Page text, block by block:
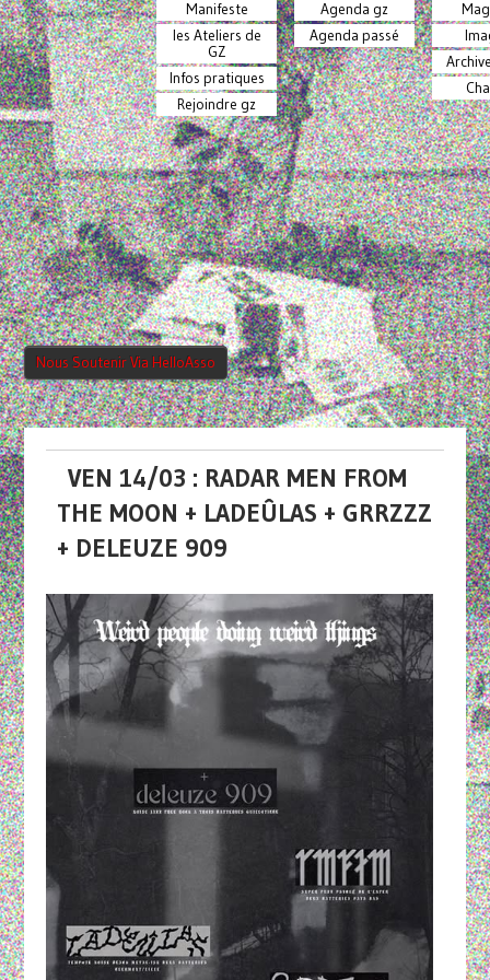
Manifeste
les Ateliers de
GZ
Infos pratiques
Rejoindre gz
Agenda gz
Agenda passé
Nous Soutenir Via HelloAsso
VEN 14/03 : RADAR MEN FROM
THE MOON + LADEÛLAS + GRRZZZ
+ DELEUZE 909